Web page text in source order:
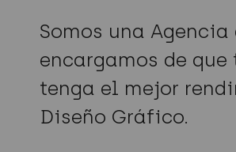
Somos una
encargamos de
tenga el mejor
Diseño Gráfico.